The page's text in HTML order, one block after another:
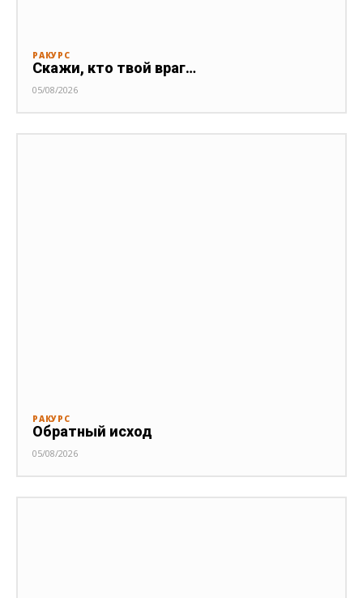
РАКУРС
Скажи, кто твой враг…
05/08/2026
РАКУРС
Обратный исход
05/08/2026